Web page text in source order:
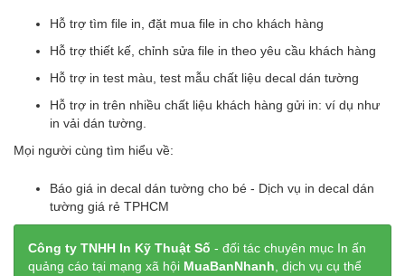
Hỗ trợ tìm file in, đặt mua file in cho khách hàng
Hỗ trợ thiết kế, chỉnh sửa file in theo yêu cầu khách hàng
Hỗ trợ in test màu, test mẫu chất liệu decal dán tường
Hỗ trợ in trên nhiều chất liệu khách hàng gửi in: ví dụ như
in vải dán tường.
Mọi người cùng tìm hiểu về:
Báo giá in decal dán tường cho bé - Dịch vụ in decal dán
tường giá rẻ TPHCM
Công ty TNHH In Kỹ Thuật Số - đối tác chuyên mục In ấn
quảng cáo tại mạng xã hội MuaBanNhanh , dịch vụ cụ thể